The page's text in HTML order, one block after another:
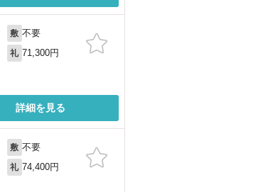
敷 不要
礼 71,300円
詳細を見る
敷 不要
礼 74,400円